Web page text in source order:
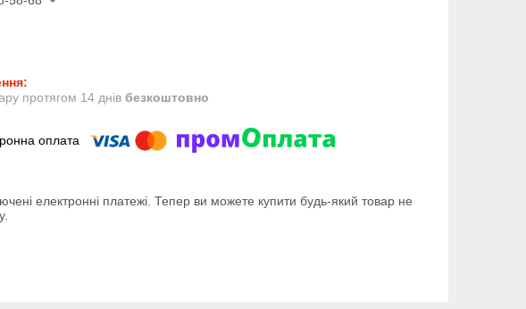
протягом 14 днів безкоштовно
електронні платежі. Тепер ви можете купити будь-який товар не